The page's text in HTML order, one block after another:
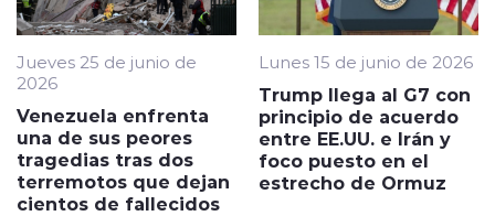
Jueves 25 de junio de
2026
Venezuela enfrenta
una de sus peores
tragedias tras dos
terremotos que dejan
cientos de fallecidos
Lunes 15 de junio de 2026
Trump llega al G7 con
principio de acuerdo
entre EE.UU. e Irán y
foco puesto en el
estrecho de Ormuz